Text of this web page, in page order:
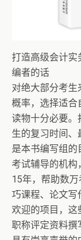
打造高级会计实
编者的话
对绝大部分考
概率，选择适合
读物十分必要。
生的复习时间、
是本书编写组
考试辅导的机构
15年，帮助数
巧课程、论文写
欢迎的项目，这
职称评定资料撰